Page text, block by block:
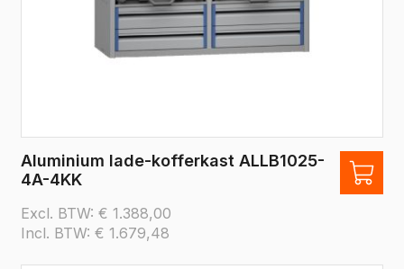
Aluminium lade-kofferkast ALLB1025-
4A-4KK
Excl. BTW: € 1.388,00
Incl. BTW: € 1.679,48